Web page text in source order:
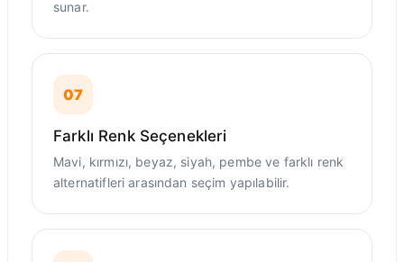
sunar.
07
Farklı Renk Seçenekleri
Mavi, kırmızı, beyaz, siyah, pembe ve farklı renk
alternatifleri arasından seçim yapılabilir.